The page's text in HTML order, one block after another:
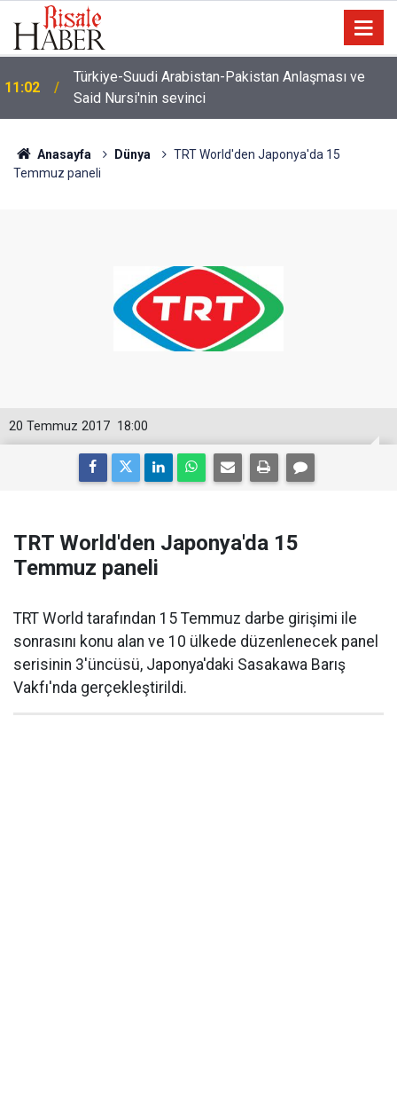
10:22
İmamdan, hutbe sırasında telefonla oynayan
cemaate tepki: Aşağı ineceğim!
Anasayfa Dünya
TRT World'den Japonya'da 15
Temmuz paneli
18:00
20 Temmuz 2017
TRT World'den Japonya'da 15
Temmuz paneli
TRT World tarafından 15 Temmuz darbe girişimi ile
sonrasını konu alan ve 10 ülkede düzenlenecek panel
serisinin 3'üncüsü, Japonya'daki Sasakawa Barış
Vakfı'nda gerçekleştirildi.